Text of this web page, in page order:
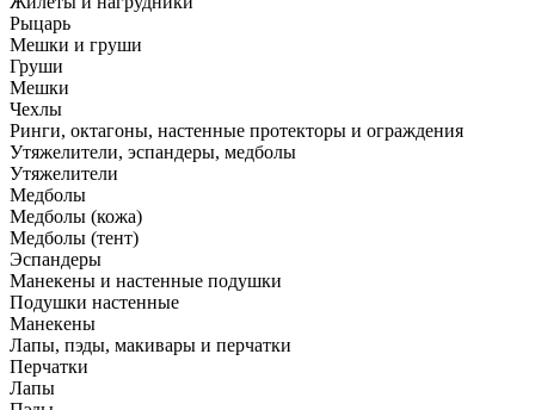
Рыцарь
Мешки и груши
Груши
Мешки
Чехлы
Ринги, октагоны, настенные протекторы и ограждения
Утяжелители, эспандеры, медболы
Утяжелители
Медболы
Медболы (кожа)
Медболы (тент)
Эспандеры
Манекены и настенные подушки
Подушки настенные
Манекены
Лапы, пэды, макивары и перчатки
Перчатки
Лапы